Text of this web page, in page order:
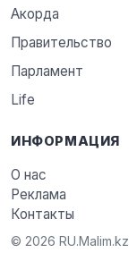
Акорда
Правительство
Парламент
Life
ИНФОРМАЦИЯ
О нас
Реклама
Контакты
© 2026 RU.Malim.kz